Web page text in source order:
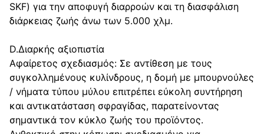
SKF) για την αποφυγή διαρροών και τη διασφάλιση
διάρκειας ζωής άνω των 5.000 χλμ.
D.Διαρκής αξιοπιστία
Αφαίρετος σχεδιασμός: Σε αντίθεση με τους
συγκολλημένους κυλίνδρους, η δομή με μπουρνούλες
/ νήματα τύπου μύλου επιτρέπει εύκολη συντήρηση
και αντικατάσταση σφραγίδας, παρατείνοντας
σημαντικά τον κύκλο ζωής του προϊόντος.